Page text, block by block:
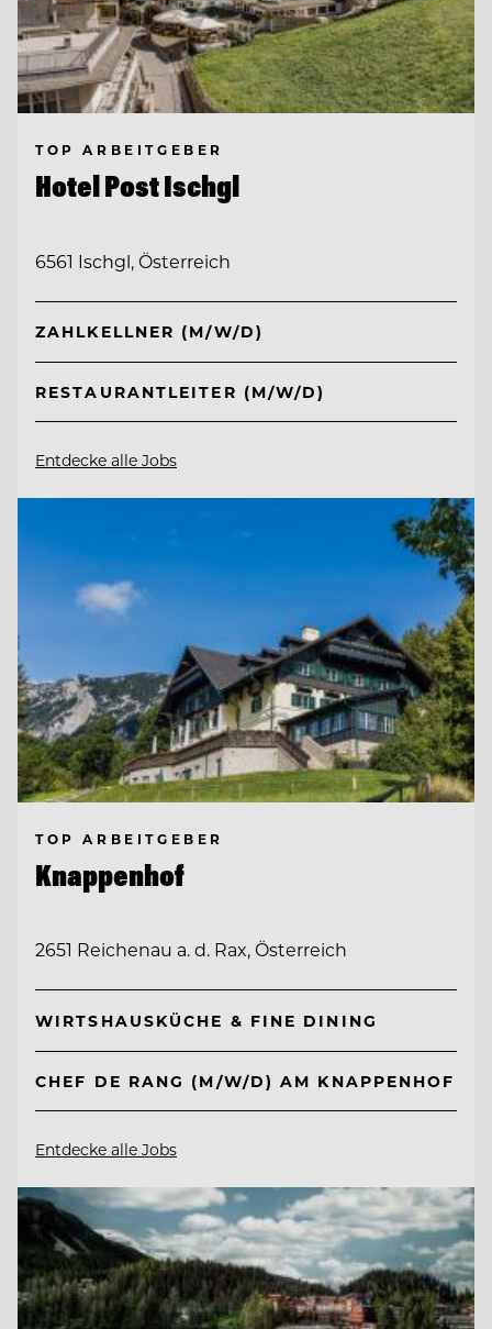
TOP ARBEITGEBER
Hotel Post Ischgl
6561 Ischgl, Österreich
ZAHLKELLNER (M/W/D)
RESTAURANTLEITER (M/W/D)
Entdecke alle Jobs
TOP ARBEITGEBER
Knappenhof
2651 Reichenau a. d. Rax, Österreich
WIRTSHAUSKÜCHE & FINE DINING
CHEF DE RANG (M/W/D) AM KNAPPENHOF
Entdecke alle Jobs